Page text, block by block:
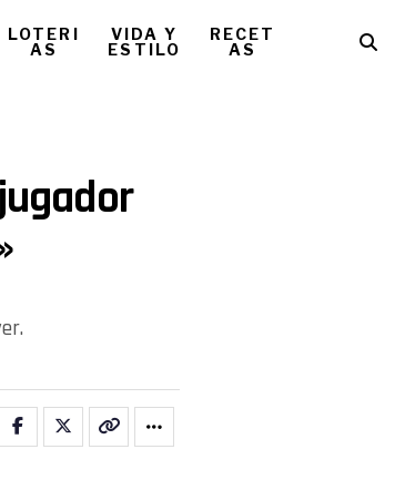
LOTERI
AS
VIDA Y
ESTILO
RECET
AS